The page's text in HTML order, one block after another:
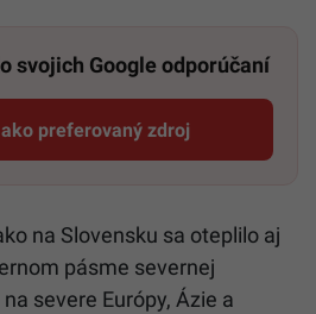
svojich Google odporúčaní
preferovaný zdroj
Startitup, odkaz sa otvorí v
na Slovensku sa oteplilo aj
pásme severnej
severe Európy, Ázie a